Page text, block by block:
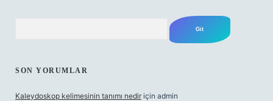
SON YORUMLAR
Kaleydoskop kelimesinin tanımı nedir için admin